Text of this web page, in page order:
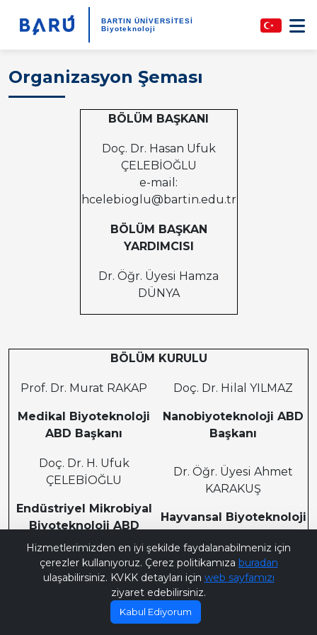
BARTIN ÜNİVERSİTESİ
Biyoteknoloji
Organizasyon Şeması
BÖLÜM BAŞKANI
Doç. Dr. Hasan Ufuk
ÇELEBİOĞLU
e-mail:
hcelebioglu@bartin.edu.tr
BÖLÜM BAŞKAN
YARDIMCISI
Dr. Öğr. Üyesi Hamza
DÜNYA
BÖLÜM KURULU
Prof. Dr. Murat RAKAP
Medikal Biyoteknoloji
ABD Başkanı
Doç. Dr. Hilal YILMAZ
Nanobiyoteknoloji ABD
Başkanı
Doç. Dr. H. Ufuk
ÇELEBİOĞLU
Endüstriyel Mikrobiyal
Biyoteknoloji ABD
Başkanı
Dr. Öğr. Üyesi Ahmet
KARAKUŞ
Hayvansal Biyoteknoloji
ABDBaşkanı
Hizmetlerimizden en iyi şekilde faydalanabilmeniz için
çerezler kullanıyoruz. Çerez politikamıza buradan
ulaşabilirsiniz. KVKK detayları için web sayfamızı
ziyaret edebilirsiniz.
Kabul Ediyorum
Bana Soru Sor | Ask Me